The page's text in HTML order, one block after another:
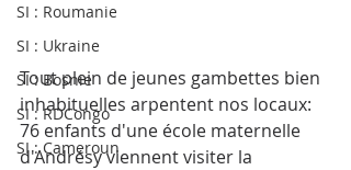
SI : Roumanie
SI : Ukraine
SI : Bosnie
SI : RDCongo
SI : Cameroun
Tout plein de jeunes gambettes bien
inhabituelles arpentent nos locaux:
76 enfants d'une école maternelle
d'Andrésy viennent visiter la